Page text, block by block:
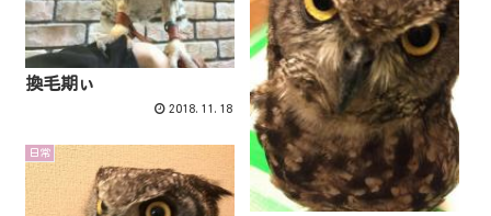
換毛期ぃ
2018.11.18
日常